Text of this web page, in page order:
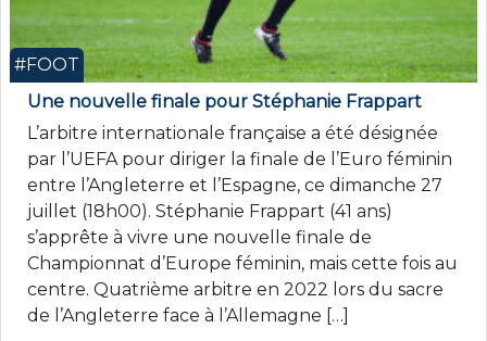
#FOOT
Une nouvelle finale pour Stéphanie Frappart
L’arbitre internationale française a été désignée
par l’UEFA pour diriger la finale de l’Euro féminin
entre l’Angleterre et l’Espagne, ce dimanche 27
juillet (18h00). Stéphanie Frappart (41 ans)
s’apprête à vivre une nouvelle finale de
Championnat d’Europe féminin, mais cette fois au
centre. Quatrième arbitre en 2022 lors du sacre
de l’Angleterre face à l’Allemagne […]